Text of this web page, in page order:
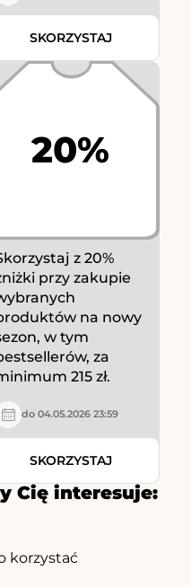
Cię interesuje:
korzystać
SKORZYSTAJ
20%
z 20%
przy zakupie
na nowy
w tym
za
215 zł.
do 04.05.2026 23:59
SKORZYSTAJ